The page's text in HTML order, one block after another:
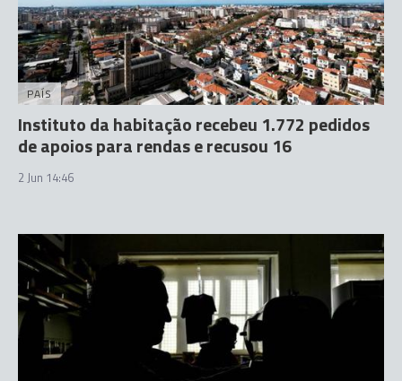
PAÍS
Instituto da habitação recebeu 1.772 pedidos
de apoios para rendas e recusou 16
2 Jun 14:46